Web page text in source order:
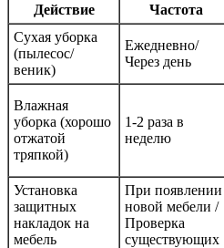
Действие Частота
Сухая уборка
(пылесос/
веник)
Ежедневно/
Через день
Влажная
уборка (хорошо
отжатой
тряпкой)
1-2 раза в
неделю
Установка
защитных
накладок на
мебель
При появлении
новой мебели /
Проверка
существующих